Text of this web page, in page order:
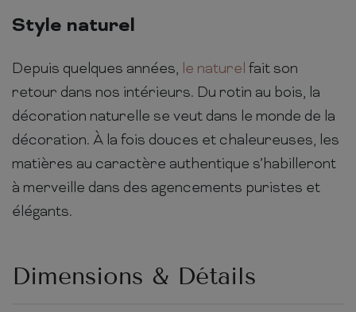
Style naturel
Depuis quelques années, le naturel fait son
retour dans nos intérieurs. Du rotin au bois, la
décoration naturelle se veut dans le monde de la
décoration. À la fois douces et chaleureuses, les
matières au caractère authentique s’habilleront
à merveille dans des agencements puristes et
élégants.
Dimensions & Détails